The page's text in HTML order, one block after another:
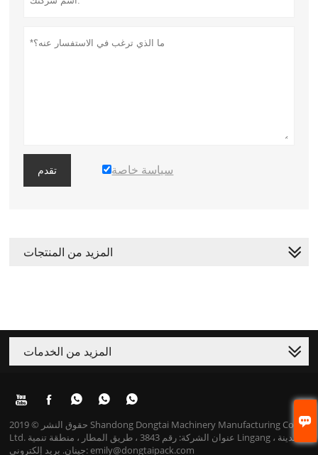

تقدم سياسة خاصة
المزيد من المنتجات
المزيد من الخدمات
    
حقوق النشر © 2019 Shandong Dongtai Machinery Manufacturing Co.،
Ltd. عنوان الشركة: رقم 3843 ، طريق المطار ، منطقة تنمية Lingang ، مدينة
جينان. بريد إلكتروني: emily@dongtaipack.com